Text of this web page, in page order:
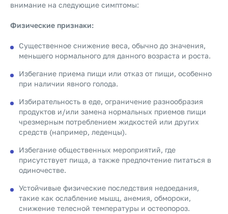
внимание на следующие симптомы:
Физические признаки:
Существенное снижение веса, обычно до значения,
меньшего нормального для данного возраста и роста.
Избегание приема пищи или отказ от пищи, особенно
при наличии явного голода.
Избирательность в еде, ограничение разнообразия
продуктов и/или замена нормальных приемов пищи
чрезмерным потреблением жидкостей или других
средств (например, леденцы).
Избегание общественных мероприятий, где
присутствует пища, а также предпочтение питаться в
одиночестве.
Устойчивые физические последствия недоедания,
такие как ослабление мышц, анемия, обмороки,
снижение телесной температуры и остеопороз.